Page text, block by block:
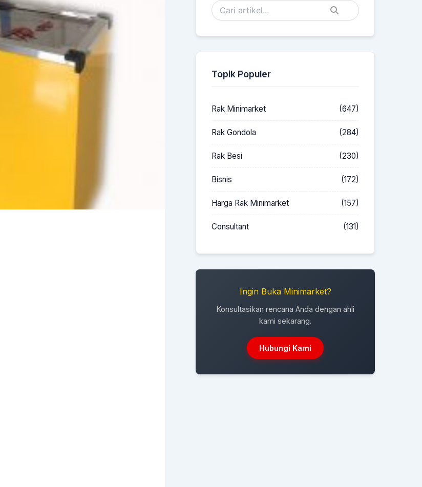
Topik Populer
Rak Minimarket (647)
Rak Gondola (284)
Rak Besi (230)
Bisnis (172)
Harga Rak Minimarket (157)
Consultant (131)
Ingin Buka Minimarket?
Konsultasikan rencana Anda dengan ahli
kami sekarang.
Hubungi Kami